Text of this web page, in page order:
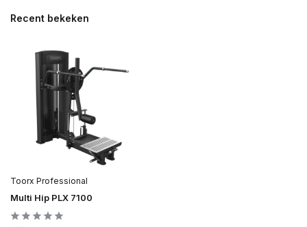
Recent bekeken
Toorx Professional
Multi Hip PLX 7100